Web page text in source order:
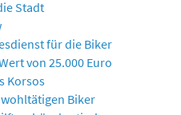
Stadt
für die Biker
von 25.000 Euro
Korsos
Biker